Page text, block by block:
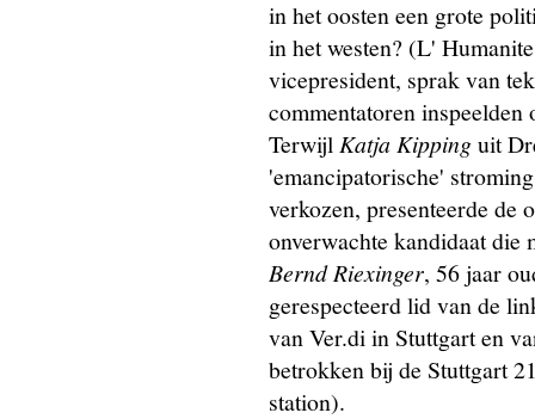
in het oosten een grote
in het westen? (L'
vicepresident, sprak van
commentatoren
Terwijl Katja Kippinguit
'emancipatorische'
verkozen, presenteerde de
onverwachte kandidaat die
Bernd Riexinger, 56 jaar
gerespecteerd lid van de
van Ver.di in Stuttgart en
betrokken bij de Stuttgart
station).